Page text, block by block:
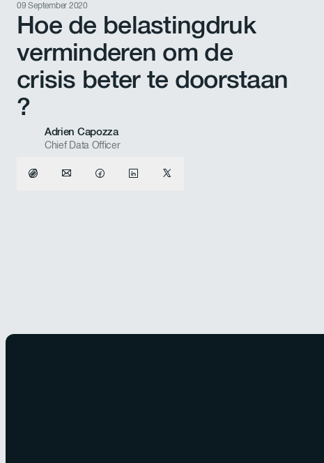
09 September 2020
Hoe de belastingdruk
verminderen om de
crisis beter te doorstaan
?
Adrien Capozza
Chief Data Officer